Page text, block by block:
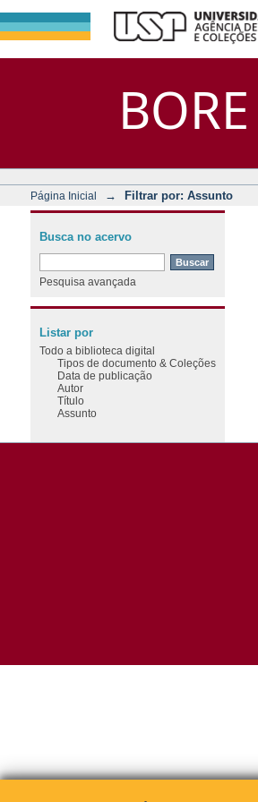
BORE
Página Inicial → Filtrar por: Assunto
Busca no acervo
Pesquisa avançada
Listar por
Todo a biblioteca digital
Tipos de documento & Coleções
Data de publicação
Autor
Título
Assunto